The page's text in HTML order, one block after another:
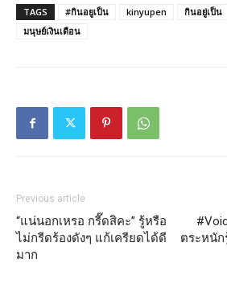
TAGS #กินอยูเป็น kinyupen กินอยู่เป็น
มนุษย์เงินเดือน
Previous article
“แน่นอกเหรอ กรี๊ดสิคะ” รู้หรือ
ไม่กรีดร้องดังๆ แก้เครียดได้ดี
มาก
ตระหนัก